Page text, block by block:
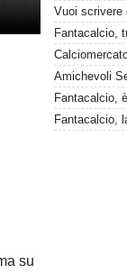
su
Fantacalcio,